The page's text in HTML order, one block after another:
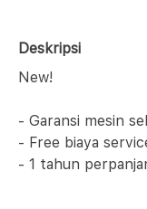
Deskripsi
New!
- Garansi mesin
- Free biaya
- 1 tahun